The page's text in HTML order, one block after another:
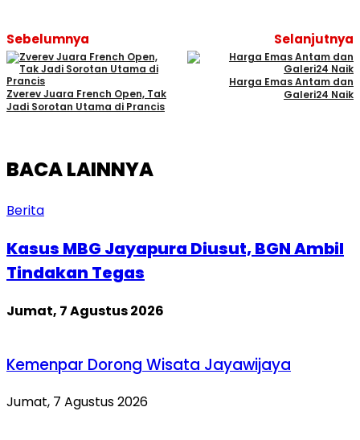
Sebelumnya
Zverev Juara French Open, Tak
Jadi Sorotan Utama di Prancis
Selanjutnya
Harga Emas Antam dan
Galeri24 Naik
BACA LAINNYA
Berita
Kasus MBG Jayapura Diusut, BGN Ambil
Tindakan Tegas
Jumat, 7 Agustus 2026
Kemenpar Dorong Wisata Jayawijaya
Jumat, 7 Agustus 2026